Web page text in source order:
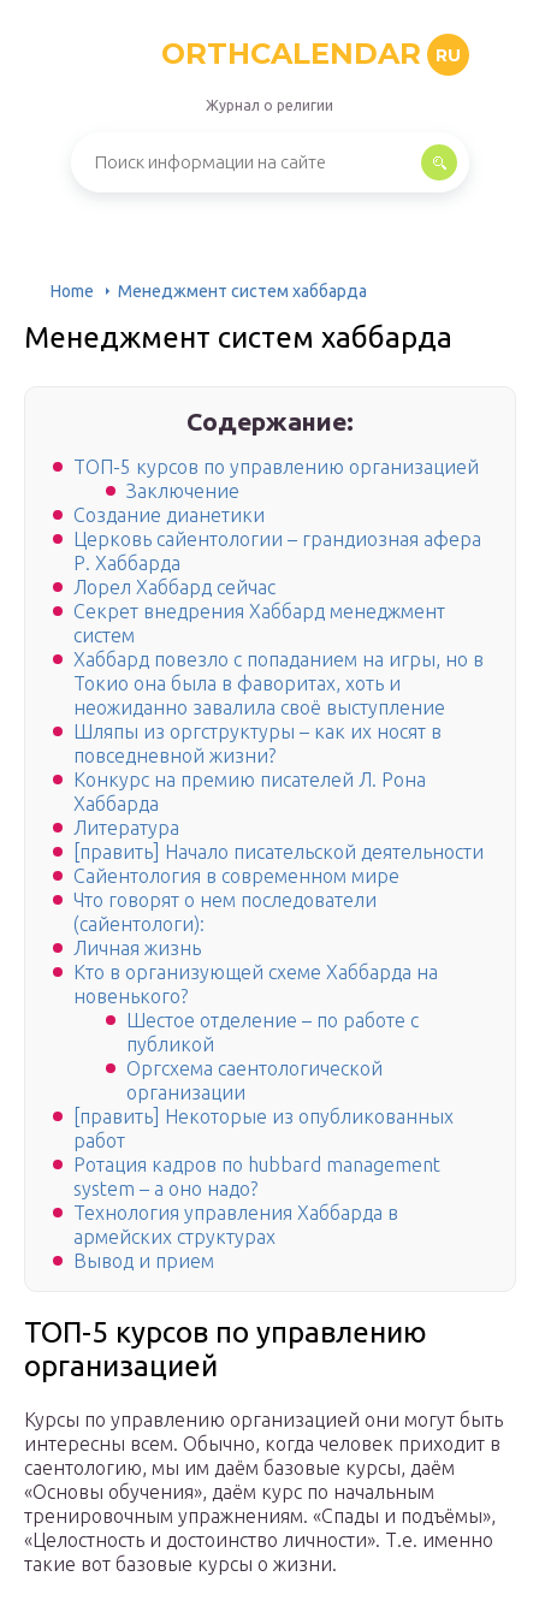
ORTHCALENDAR RU
Журнал о религии
Home Менеджмент систем хаббарда
Менеджмент систем хаббарда
Содержание:
ТОП-5 курсов по управлению организацией
Заключение
Создание дианетики
Церковь сайентологии – грандиозная афера
Р. Хаббарда
Лорел Хаббард сейчас
Секрет внедрения Хаббард менеджмент
систем
Хаббард повезло с попаданием на игры, но в
Токио она была в фаворитах, хоть и
неожиданно завалила своё выступление
Шляпы из оргструктуры – как их носят в
повседневной жизни?
Конкурс на премию писателей Л. Рона
Хаббарда
Литература
[править] Начало писательской деятельности
Сайентология в современном мире
Что говорят о нем последователи
(сайентологи):
Личная жизнь
Кто в организующей схеме Хаббарда на
новенького?
Шестое отделение – по работе с
публикой
Оргсхема саентологической
организации
[править] Некоторые из опубликованных
работ
Ротация кадров по hubbard management
system – а оно надо?
Технология управления Хаббарда в
армейских структурах
Вывод и прием
ТОП-5 курсов по управлению
организацией
Курсы по управлению организацией они могут быть
интересны всем. Обычно, когда человек приходит в
саентологию, мы им даём базовые курсы, даём
«Основы обучения», даём курс по начальным
тренировочным упражнениям. «Спады и подъёмы»,
«Целостность и достоинство личности». Т.е. именно
такие вот базовые курсы о жизни.